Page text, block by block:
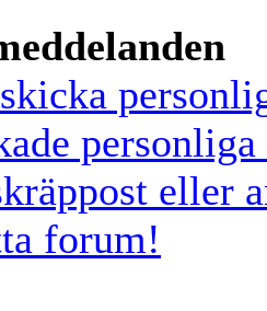
eller
forum!